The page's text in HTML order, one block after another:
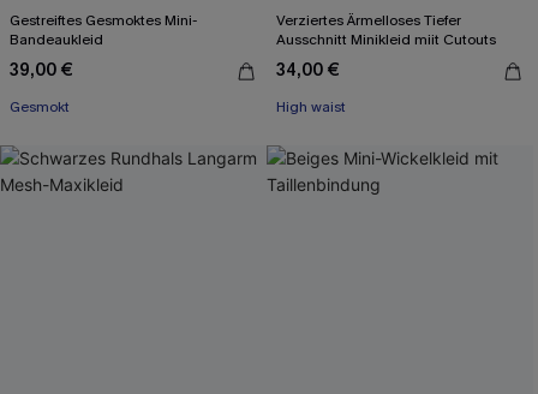
Gestreiftes Gesmoktes Mini-
Bandeaukleid
39,00 €
Gesmokt
Verziertes Ärmelloses Tiefer
Ausschnitt Minikleid miit Cutouts
34,00 €
High waist